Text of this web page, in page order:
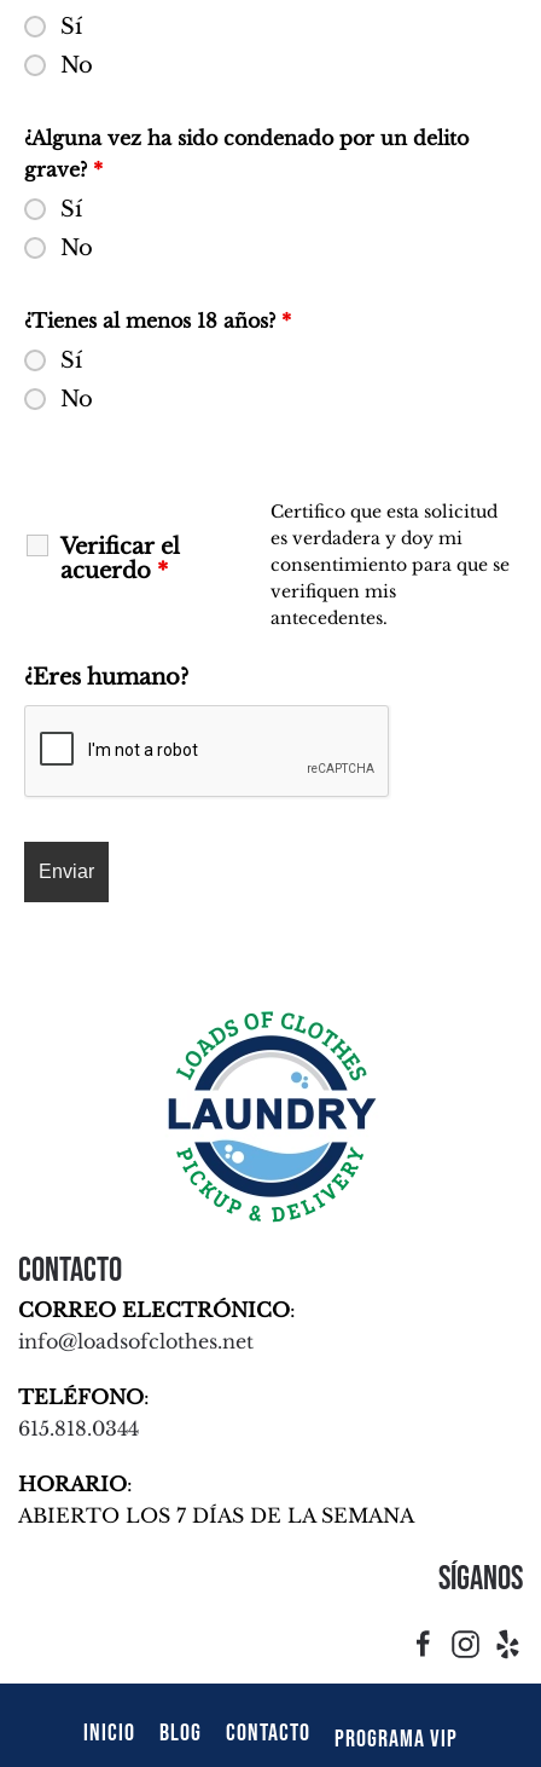
Sí
No
¿Alguna vez ha sido condenado por un delito
grave? *
Sí
No
¿Tienes al menos 18 años? *
Sí
No
Verificar el
acuerdo *
Certifico que esta solicitud
es verdadera y doy mi
consentimiento para que se
verifiquen mis
antecedentes.
¿Eres humano?
Contacto
CORREO ELECTRÓNICO:
info@loadsofclothes.net
TELÉFONO:
615.818.0344
HORARIO:
ABIERTO LOS 7 DÍAS DE LA SEMANA
Síganos
INICIO BLOG CONTACTO PROGRAMA VIP